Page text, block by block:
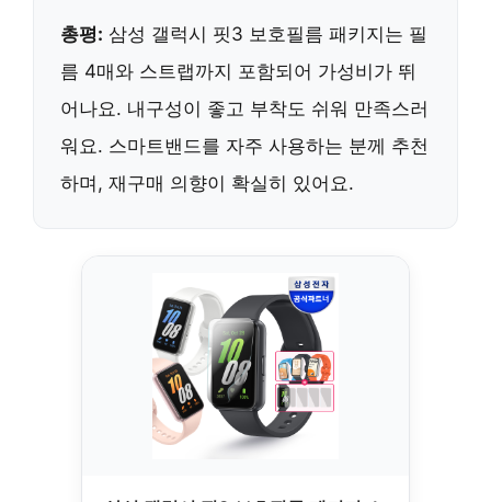
총평: 삼성 갤럭시 핏3 보호필름 패키지는 필
름 4매와 스트랩까지 포함되어 가성비가 뛰
어나요. 내구성이 좋고 부착도 쉬워 만족스러
워요. 스마트밴드를 자주 사용하는 분께 추천
하며, 재구매 의향이 확실히 있어요.